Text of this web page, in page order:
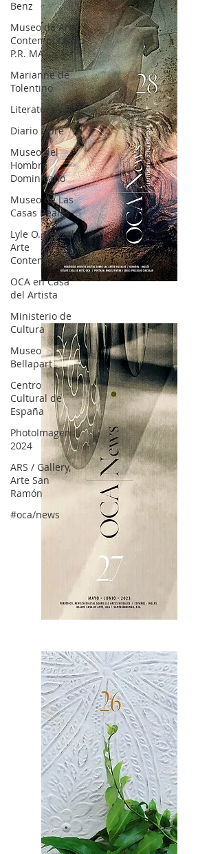
Benz
Museo de Arte
Contemporáneo
P.R. MA
Marianne de
Tolentino
Literatura
Diario Libre
Museo del
Hombre
Dominicano
Museo de Las
Casas Reales
Lyle O. Reitzel
Arte
Contemporáneo
OCA en Casa
del Artista
Ministerio de
Cultura
Museo
Bellapart
Centro
Cultural de
España
PhotoImagen
2024
ARS / Gallery,
Arte San
Ramón
#oca/news
OCA|News 28 / Julio-Agosto-Septiembre, 2023